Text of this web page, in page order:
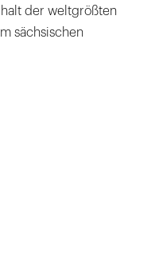
der weltgrößten
sächsischen